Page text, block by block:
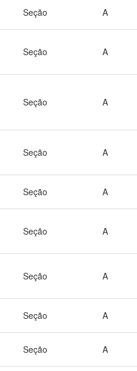
Seção A
Seção A
Seção A
Seção A
Seção A
Seção A
Seção A
Seção A
Seção A